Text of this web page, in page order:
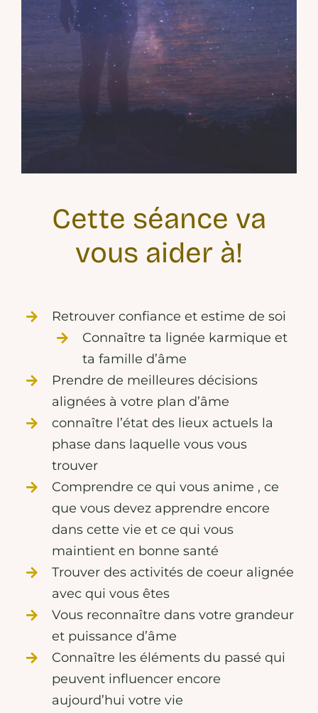
Cette séance va
vous aider à!
Retrouver confiance et estime de soi
Connaître ta lignée karmique et
ta famille d’âme
Prendre de meilleures décisions
alignées à votre plan d’âme
connaître l’état des lieux actuels la
phase dans laquelle vous vous
trouver
Comprendre ce qui vous anime , ce
que vous devez apprendre encore
dans cette vie et ce qui vous
maintient en bonne santé
Trouver des activités de coeur alignée
avec qui vous êtes
Vous reconnaître dans votre grandeur
et puissance d’âme
Connaître les éléments du passé qui
peuvent influencer encore
aujourd’hui votre vie